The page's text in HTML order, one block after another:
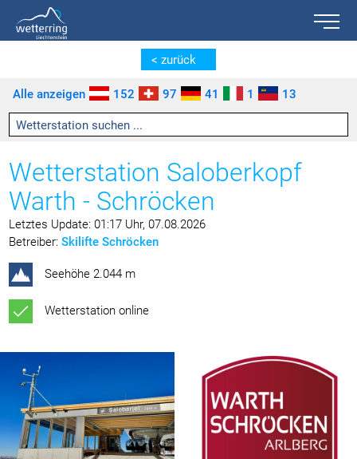
Zum Inhalt springen [AK + 0]
Zum linken senkrechten Seitenmenü springen [AK + 1]
Zum rechten senkrechten Seitenmenü springen [AK + 2]
Zu den Inhalten im Fußbereich springen [AK + 3]
Toggle
< zurück
Alle anzeigen 152 97 41 1 13
Wetterstation Saloberkopf
Warth - Schröcken
Letztes Update: 01:17 Uhr, 07.08.2026
Betreiber: Skilifte Schröcken
Seehöhe 2.044 m
Wetterstation online